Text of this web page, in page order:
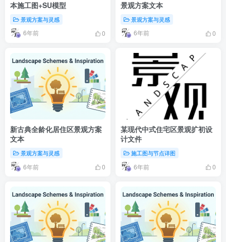
本施工图+SU模型
景观方案与灵感
6年前 0
景观方案文本
景观方案与灵感
6年前 0
新古典全龄化居住区景观方案
文本
景观方案与灵感
6年前 0
某现代中式住宅区景观扩初设
计文件
施工图与节点详图
6年前 0